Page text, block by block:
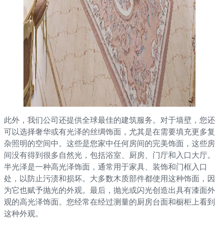
此外，我们公司还提供全球最佳的建筑服务。对于墙壁，您还
可以选择奢华或有光泽的丝绸饰面，尤其是在需要填充更多复
杂照明的空间中。这些是您家中任何房间的完美饰面，这些房
间没有得到很多自然光，包括浴室、厨房、门厅和入口大厅。
半光泽是一种高光泽饰面，通常用于家具、装饰和门框入口
处，以防止污渍和损坏。大多数木质部件都使用这种饰面，因
为它也赋予抛光的外观。最后，抛光或闪光创造出具有漆面外
观的高光泽饰面。您经常在经过测量的厨房台面和橱柜上看到
这种外观。